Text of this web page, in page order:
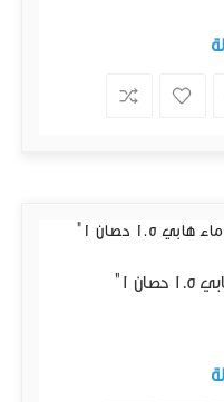
1"